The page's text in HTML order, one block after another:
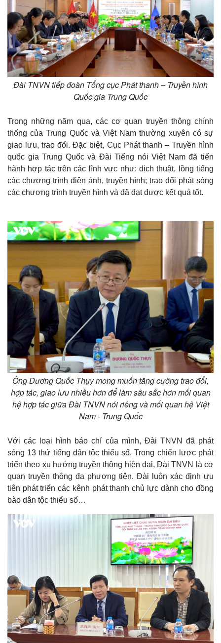
Thế giới
Quan sát
Cuộc sống đó đây
Hồ sơ
Multimedia
Video
Ảnh
E-Magazine
Infographic
Đài TNVN tiếp đoàn Tổng cục Phát thanh – Truyền hình
Quốc gia Trung Quốc
Trong những năm qua, các cơ quan truyền thông chính
thống của Trung Quốc và Việt Nam thường xuyên có sự
giao lưu, trao đổi. Đặc biệt, Cục Phát thanh – Truyền hình
quốc gia Trung Quốc và Đài Tiếng nói Việt Nam đã tiến
hành hợp tác trên các lĩnh vực như: dịch thuật, lồng tiếng
các chương trình điện ảnh, truyền hình; trao đổi phát sóng
các chương trình truyền hình và đã đạt được kết quả tốt.
Ông Dương Quốc Thụy mong muốn tăng cường trao đổi,
hợp tác, giao lưu nhiều hơn để làm sâu sắc hơn mối quan
hệ hợp tác giữa Đài TNVN nói riêng và mối quan hệ Việt
Nam - Trung Quốc
Với các loại hình báo chí của mình, Đài TNVN đã phát
sóng 13 thứ tiếng dân tộc thiểu số. Trong chiến lược phát
triển theo xu hướng truyền thông hiện đại, Đài TNVN là cơ
quan truyền thông đa phương tiện. Đài luôn xác định ưu
tiên phát triển các kênh phát thanh chủ lực dành cho đồng
bào dân tộc thiểu số…